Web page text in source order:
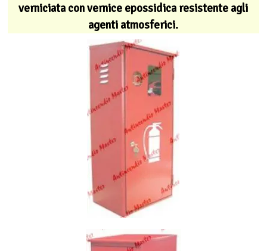
verniciata con vernice epossidica resistente agli
agenti atmosferici.